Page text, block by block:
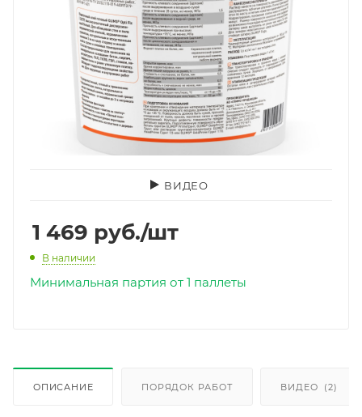
ВИДЕО
1 469 руб./шт
В наличии
Минимальная партия от 1 паллеты
ОПИСАНИЕ ПОРЯДОК РАБОТ ВИДЕО (2)